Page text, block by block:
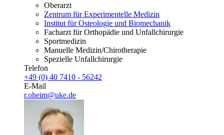
Oberarzt
Zentrum für Experimentelle Medizin
Institut für Osteologie und Biomechanik
Facharzt für Orthopädie und Unfallchirurgie
Sportmedizin
Manuelle Medizin/Chirotherapie
Spezielle Unfallchirurgie
Telefon
+49 (0) 40 7410 - 56242
E-Mail
r.oheim@uke.de